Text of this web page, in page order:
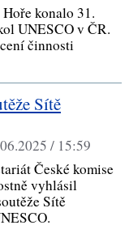
konalo 31.
UNESCO v ČR.
činnosti
Sítě
/ 15:59
České komise
vyhlásil
Sítě